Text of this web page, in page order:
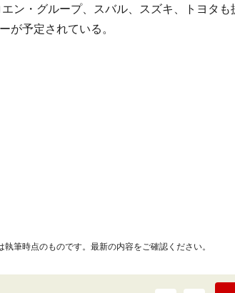
エン・グループ、スバル、スズキ、トヨタ
が予定されている。
筆時点のものです。最新の内容をご確認ください。